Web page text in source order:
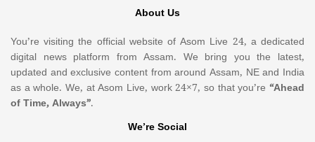
About Us
You’re visiting the official website of Asom Live 24, a dedicated
digital news platform from Assam. We bring you the latest,
updated and exclusive content from around Assam, NE and India
as a whole. We, at Asom Live, work 24×7, so that you’re “Ahead
of Time, Always”.
We’re Social